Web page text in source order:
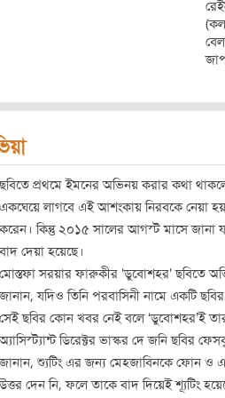
ছবিতে প্রথমে ইমনের অভিনয় করার কথা
একঘেয়ে লাগবে এই আশংকায় নিরবকে নেয়া
করেন। কিন্তু ২০১৫ সালের আগস্ট মাসে জানা
বাদ দেয়া হয়েছে।
মোস্তফা সরয়ার ফারুকীর 'ডুবোশহর' ছবিতে
জানান, যদিও তিনি পরবাসিনী নামে একটি
সেই ছবির কোন খবর নেই বলে ‘ডুবোশহর’ই
অ্যাসিস্ট্যান্ট ডিরেক্টর ভাস্কর দে জনি ছবির
জানান, শ্যুটিং এর জন্য মেহজাবিনকে ফোন
উত্তর দেন নি, ফলে তাকে বাদ দিয়েই শ্যূটিং